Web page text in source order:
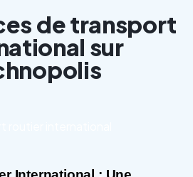
de transport
sur